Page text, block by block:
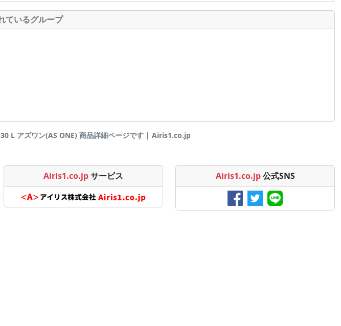
ているグループ
L アズワン(AS ONE) 商品詳細ページです | Airis1.co.jp
Airis1.co.jpサービス Airis1.co.jp 公式SNS